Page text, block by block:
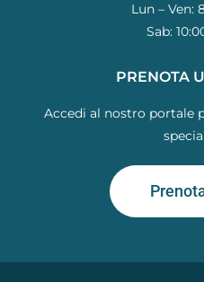
Lun – Ven:
Sab:
PRENOTA
Accedi al nostro portale